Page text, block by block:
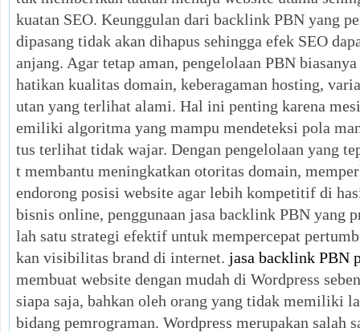
kuatan SEO. Keunggulan dari backlink PBN yang
dipasang tidak akan dihapus sehingga efek SEO
anjang. Agar tetap aman, pengelolaan PBN
hatikan kualitas domain, keberagaman hosting,
utan yang terlihat alami. Hal ini penting karena
emiliki algoritma yang mampu mendeteksi pola
tus terlihat tidak wajar. Dengan pengelolaan yang
t membantu meningkatkan otoritas domain,
endorong posisi website agar lebih kompetitif di
bisnis online, penggunaan jasa backlink PBN yang
lah satu strategi efektif untuk mempercepat
kan visibilitas brand di internet. jasa backlink PBN
membuat website dengan mudah di Wordpress
siapa saja, bahkan oleh orang yang tidak memiliki
bidang pemrograman. Wordpress merupakan salah